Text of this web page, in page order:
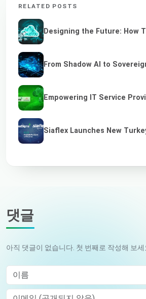
RELATED POSTS
Designing the Future: How
From Shadow AI to
Empowering IT Service
Siaflex Launches New
댓글
아직 댓글이 없습니다. 첫 번째로 작성해 보세
이름
이메일 (공개되지 않음)